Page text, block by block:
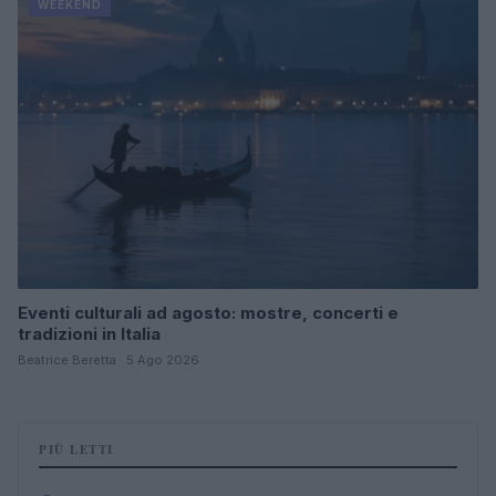
WEEKEND
Eventi culturali ad agosto: mostre, concerti e
tradizioni in Italia
Beatrice Beretta · 5 Ago 2026
PIÙ LETTI